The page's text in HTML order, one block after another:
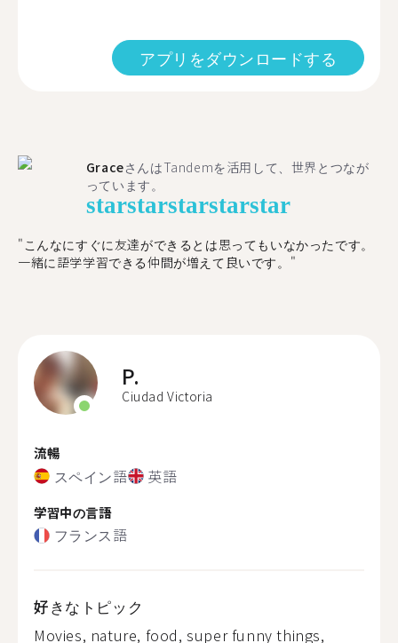
アプリをダウンロードする
GraceさんはTandemを活用して、世界とつなが
っています。
starstarstarstarstar
"こんなにすぐに友達ができるとは思ってもいなかったです。
一緒に語学学習できる仲間が増えて良いです。"
P.
Ciudad Victoria
流暢
スペイン語 英語
学習中の言語
フランス語
好きなトピック
Movies, nature, food, super funny things,